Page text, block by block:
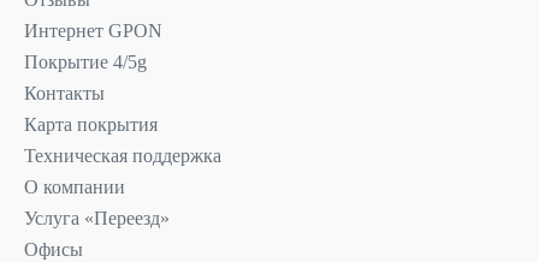
Интернет GPON
Покрытие 4/5g
Контакты
Карта покрытия
Техническая поддержка
О компании
Услуга «Переезд»
Офисы